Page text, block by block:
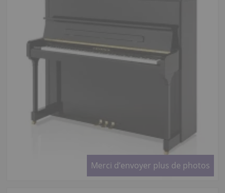
Merci d’envoyer plus de photos